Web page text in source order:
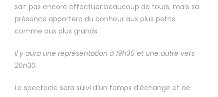
sait pas encore effectuer beaucoup de tours, mais sa
présence apportera du bonheur aux plus petits
comme aux plus grands.
Il y aura une représentation à 19h30 et une autre vers
20h30.
Le spectacle sera suivi d’un temps d’échange et de